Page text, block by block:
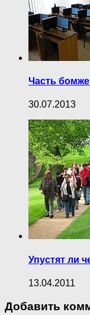
Часть
30.07.2013
Упустят ли
13.04.2011
Добавить